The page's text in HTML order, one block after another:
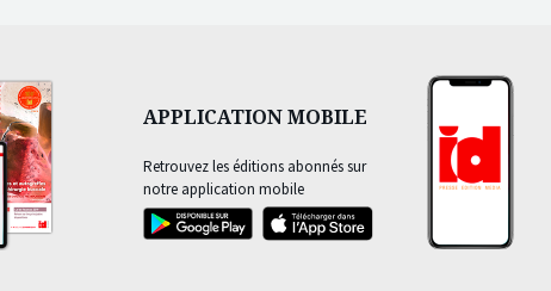
APPLICATION MOBILE
Retrouvez les éditions abonnés sur
notre application mobile